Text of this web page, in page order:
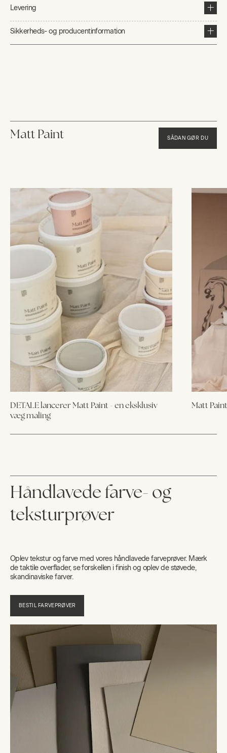
Levering
Sikkerheds- og producentinformation
Matt Paint SÅDAN GØR DU
DETALE lancerer Matt Paint - en eksklusiv
væg maling
Matt
Håndlavede farve- og
teksturprøver
Oplev tekstur og farve med vores håndlavede farveprøver. Mærk
de taktile overflader, se forskellen i finish og oplev de støvede,
skandinaviske farver.
BESTIL FARVEPRØVER